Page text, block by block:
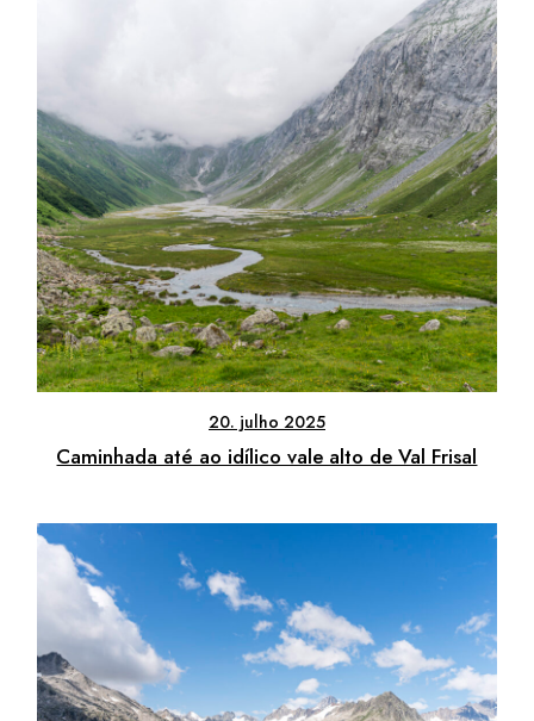
20. julho 2025
Caminhada até ao idílico vale alto de Val Frisal